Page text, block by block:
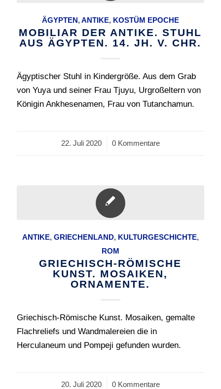
ÄGYPTEN,ANTIKE, KOSTÜM EPOCHE
MOBILIAR DER ANTIKE. STUHL
AUS ÄGYPTEN. 14. JH. V. CHR.
Ägyptischer Stuhl in Kindergröße. Aus dem Grab
von Yuya und seiner Frau Tjuyu, Urgroßeltern von
Königin Ankhesenamen, Frau von Tutanchamun.
22. Juli 2020
/ 0 Kommentare
ANTIKE, GRIECHENLAND, KULTURGESCHICHTE,
ROM
GRIECHISCH-RÖMISCHE
KUNST. MOSAIKEN,
ORNAMENTE.
Griechisch-Römische Kunst. Mosaiken, gemalte
Flachreliefs und Wandmalereien die in
Herculaneum und Pompeji gefunden wurden.
20. Juli 2020
/ 0 Kommentare